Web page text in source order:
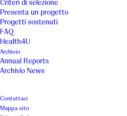
Criteri di selezione
Presenta un progetto
Progetti sostenuti
FAQ
Health4U
Archivio
Annual Reports
Archivio News
Contattaci
Mappa sito
Inserimento socio-
persone con
Faenza